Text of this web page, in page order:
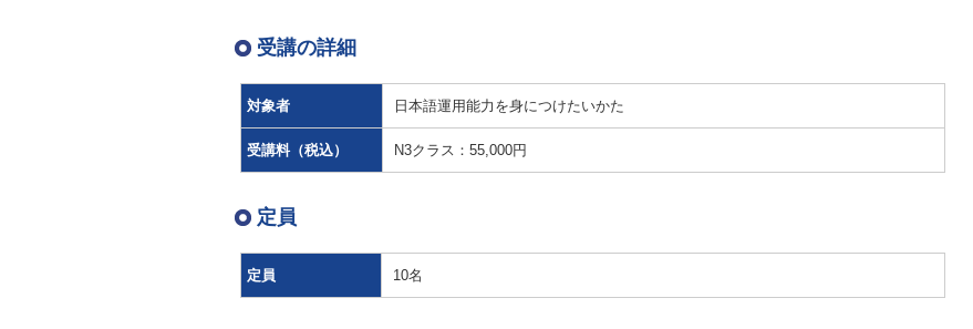
受講の詳細
対象者 日本語運用能力を身につけたいかた
受講料（税込） N3クラス：55,000円
定員
定員 10名